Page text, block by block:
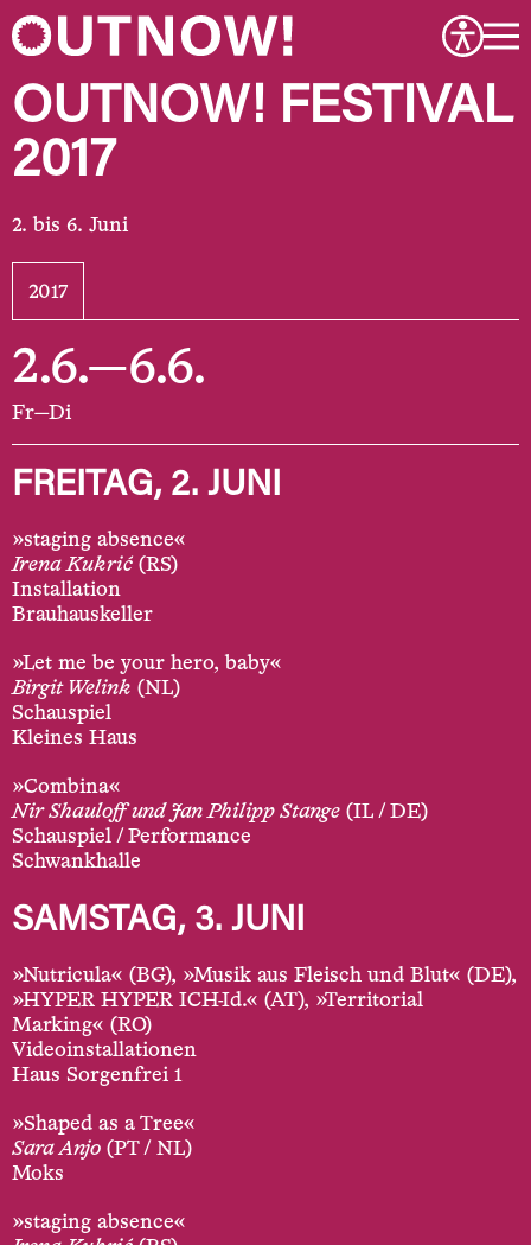
OUTNOW! FESTIVAL
2017
bis 6. Juni
2017
2.6.—6.6.
Fr—Di
FREITAG, 2. JUNI
»staging absence«
Irena Kukrić (RS)
Installation
Brauhauskeller
»Let me be your hero, baby«
Birgit Welink (NL)
Schauspiel
Kleines Haus
»Combina«
Nir Shauloff und Jan Philipp Stange (IL / DE)
Schauspiel / Performance
Schwankhalle
SAMSTAG, 3. JUNI
»Nutricula« (BG), »Musik aus Fleisch und Blut« (DE),
»HYPER HYPER ICH-Id.« (AT), »Territorial
Marking« (RO)
Videoinstallationen
Haus Sorgenfrei 1
»Shaped as a Tree«
Sara Anjo (PT / NL)
Moks
»staging absence«